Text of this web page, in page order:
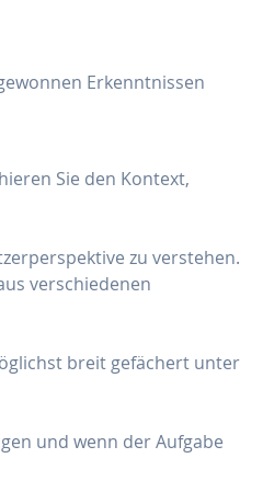
Erkenntnissen
Sie den Kontext,
zu verstehen.
verschiedenen
breit gefächert unter
und wenn der Aufgabe